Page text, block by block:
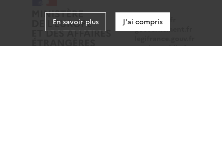
data.gouv.fr
gouvernement.fr
service-public.fr
En savoir plus J'ai compris